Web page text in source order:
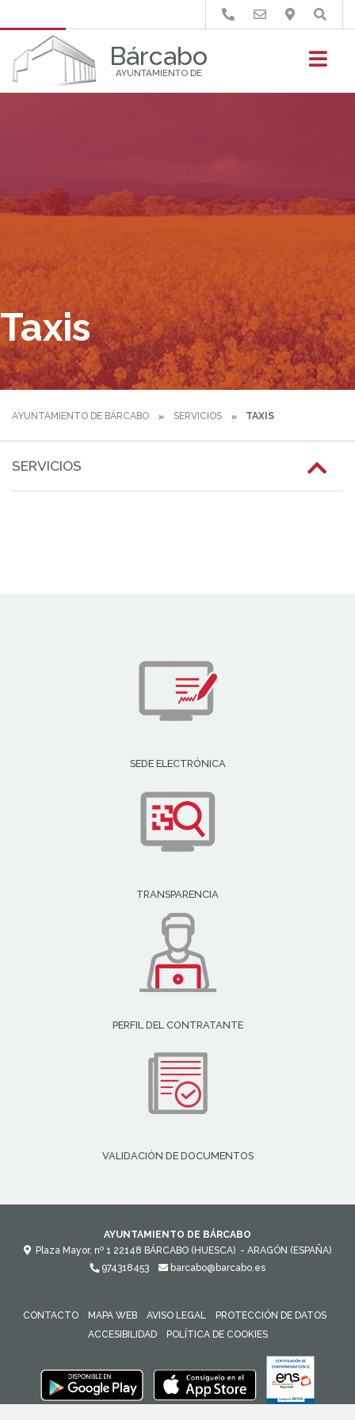
Bárcabo
AYUNTAMIENTO DE
Buscar
Taxis
AYUNTAMIENTO DE BÁRCABO SERVICIOS TAXIS
SERVICIOS
SEDE ELECTRÓNICA
TRANSPARENCIA
PERFIL DEL CONTRATANTE
VALIDACIÓN DE DOCUMENTOS
AYUNTAMIENTO DE BÁRCABO
Plaza Mayor, nº 1 22148 BÁRCABO (HUESCA) - ARAGÓN (ESPAÑA)
974318453
barcabo@barcabo.es
CONTACTO MAPA WEB AVISO LEGAL
PROTECCIÓN DE DATOS
ACCESIBILIDAD
POLÍTICA DE COOKIES